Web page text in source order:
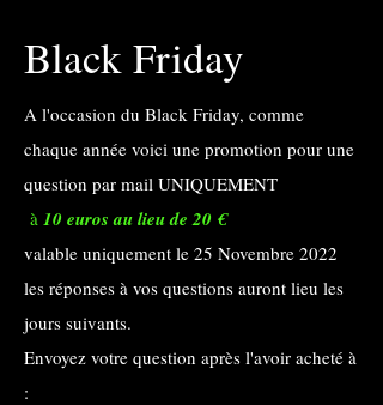
Black Friday
A l'occasion du Black Friday, comme
chaque année voici une promotion pour une
question par mail UNIQUEMENT
à 10 euros au lieu de 20 €
valable uniquement le 25 Novembre 2022
les réponses à vos questions auront lieu les
jours suivants.
Envoyez votre question après l'avoir acheté à
: